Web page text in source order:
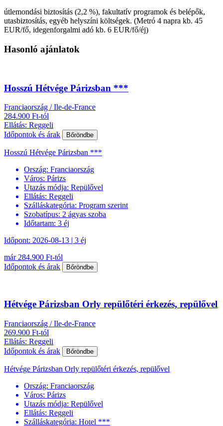
útlemondási biztosítás (2,2 %), fakultatív programok és belépők,
utasbiztosítás, egyéb helyszíni költségek. (Metró 4 napra kb. 45
EUR/fő, idegenforgalmi adó kb. 6 EUR/fő/éj)
Hasonló ajánlatok
Hosszú Hétvége Párizsban ***
Franciaország / Ile-de-France
284.900 Ft-tól
Ellátás: Reggeli
Időpontok és árak
Bőröndbe
Hosszú Hétvége Párizsban ***
Ország: Franciaország
Város: Párizs
Utazás módja: Repülővel
Ellátás: Reggeli
Szálláskategória: Program szerint
Szobatípus: 2 ágyas szoba
Időtartam: 3 éj
Időpont: 2026-08-13 | 3 éj
már 284.900 Ft-tól
Időpontok és árak
Bőröndbe
Hétvége Párizsban Orly repülőtéri érkezés, repülővel
Franciaország / Ile-de-France
269.900 Ft-tól
Ellátás: Reggeli
Időpontok és árak
Bőröndbe
Hétvége Párizsban Orly repülőtéri érkezés, repülővel
Ország: Franciaország
Város: Párizs
Utazás módja: Repülővel
Ellátás: Reggeli
Szálláskategória: Hotel ***